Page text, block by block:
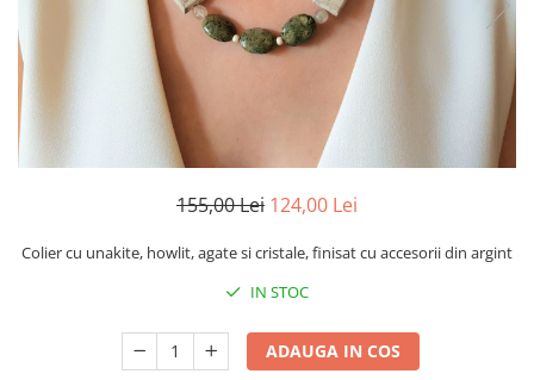
155,00 Lei 124,00 Lei
Colier cu unakite, howlit, agate si cristale, finisat cu accesorii din argint
IN STOC
ADAUGA IN COS